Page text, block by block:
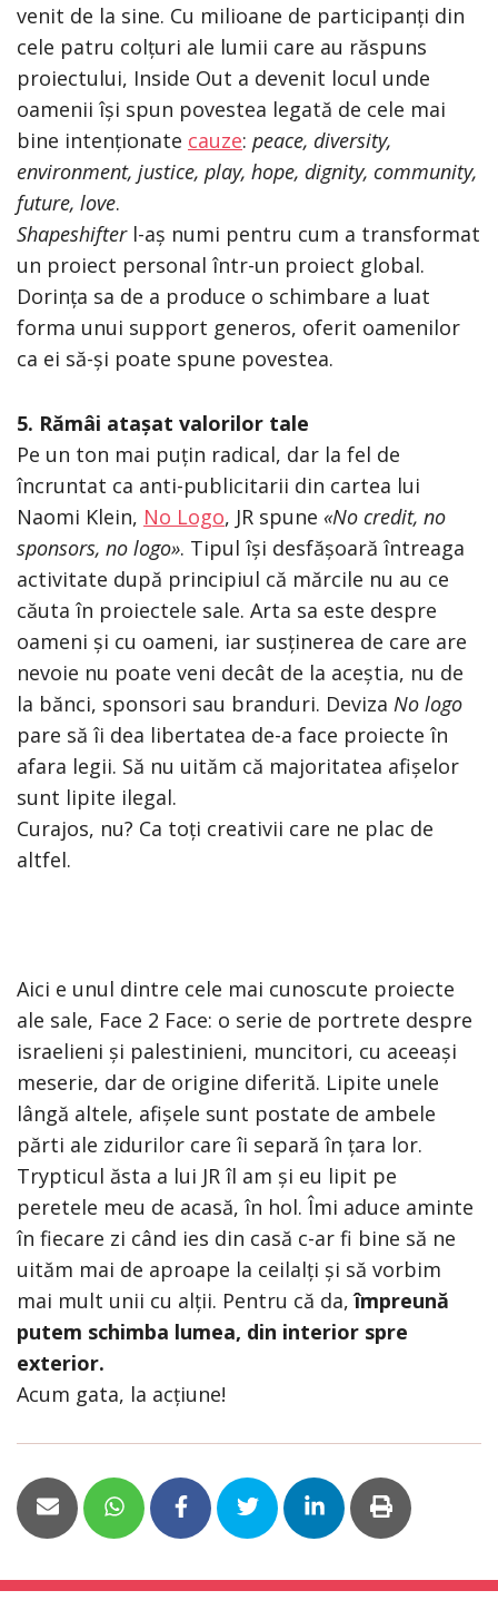
venit de la sine. Cu milioane de participanți din
cele patru colțuri ale lumii care au răspuns
proiectului, Inside Out a devenit locul unde
oamenii își spun povestea legată de cele mai
bine intenționate cauze: peace, diversity,
environment, justice, play, hope, dignity, community,
future, love.
Shapeshifterl-aș numi pentru cum a transformat
un proiect personal într-un proiect global.
Dorința sa de a produce o schimbare a luat
forma unui support generos, oferit oamenilor
ca ei să-și poate spune povestea.
5. Rămâi atașat valorilor tale
Pe un ton mai puțin radical, dar la fel de
încruntat ca anti-publicitarii din cartea lui
Naomi Klein, No Logo, JR spune «No credit, no
sponsors, no logo». Tipul își desfășoară întreaga
activitate după principiul că mărcile nu au ce
căuta în proiectele sale. Arta sa este despre
oameni și cu oameni, iar susținerea de care are
nevoie nu poate veni decât de la aceștia, nu de
la bănci, sponsori sau branduri. Deviza No logo
pare să îi dea libertatea de-a face proiecte în
afara legii. Să nu uităm că majoritatea afișelor
sunt lipite ilegal.
Curajos, nu? Ca toți creativii care ne plac de
altfel.
Aici e unul dintre cele mai cunoscute proiecte
ale sale, Face 2 Face: o serie de portrete despre
israelieni și palestinieni, muncitori, cu aceeași
meserie, dar de origine diferită. Lipite unele
lângă altele, afișele sunt postate de ambele
părti ale zidurilor care îi separă în țara lor.
Trypticul ăsta a lui JR îl am și eu lipit pe
peretele meu de acasă, în hol. Îmi aduce aminte
în fiecare zi când ies din casă c-ar fi bine să ne
uităm mai de aproape la ceilalți și să vorbim
mai mult unii cu alții. Pentru că da,împreună
putem schimba lumea, din interior spre
exterior.
Acum gata, la acțiune!